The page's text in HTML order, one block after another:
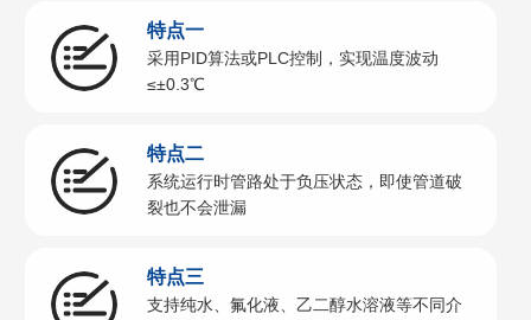
特点一
采⽤PID算法或PLC控制，实现温度波动
≤±0.3℃
特点二
系统运⾏时管路处于负压状态，即使管道破
裂也不会泄漏
特点三
⽀持纯⽔、氟化液、⼄⼆醇⽔溶液等不同介